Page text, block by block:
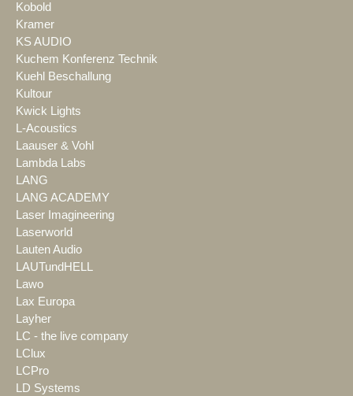
Kobold
Kramer
KS AUDIO
Kuchem Konferenz Technik
Kuehl Beschallung
Kultour
Kwick Lights
L-Acoustics
Laauser & Vohl
Lambda Labs
LANG
LANG ACADEMY
Laser Imagineering
Laserworld
Lauten Audio
LAUTundHELL
Lawo
Lax Europa
Layher
LC - the live company
LClux
LCPro
LD Systems